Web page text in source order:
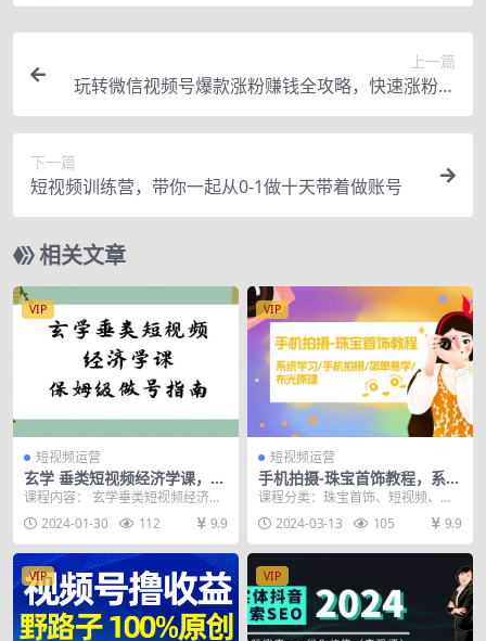
上一篇
玩转微信视频号爆款涨粉赚钱全攻略，快速涨粉百
万 变现10000万
下一篇
短视频训练营，带你一起从0-1做十天带着做账号
相关文章
VIP
短视频运营
玄学 垂类短视频经济学课，保
姆级做号指南（8节课）
课程内容： 玄学垂类短视频经济学
课第一节.mp4 玄学垂类短视频经济
学课第七节....
2024-01-30 112 9.9
VIP
短视频运营
手机拍摄-珠宝首饰教程，系统
学习/手机拍摄/简单易学/布光
原理-38节无水印
课程分类：珠宝首饰、短视频、手
机拍摄 课程提纲 手机基础设置与操
作 拍摄设备使用...
2024-03-13 105 9.9
VIP VIP